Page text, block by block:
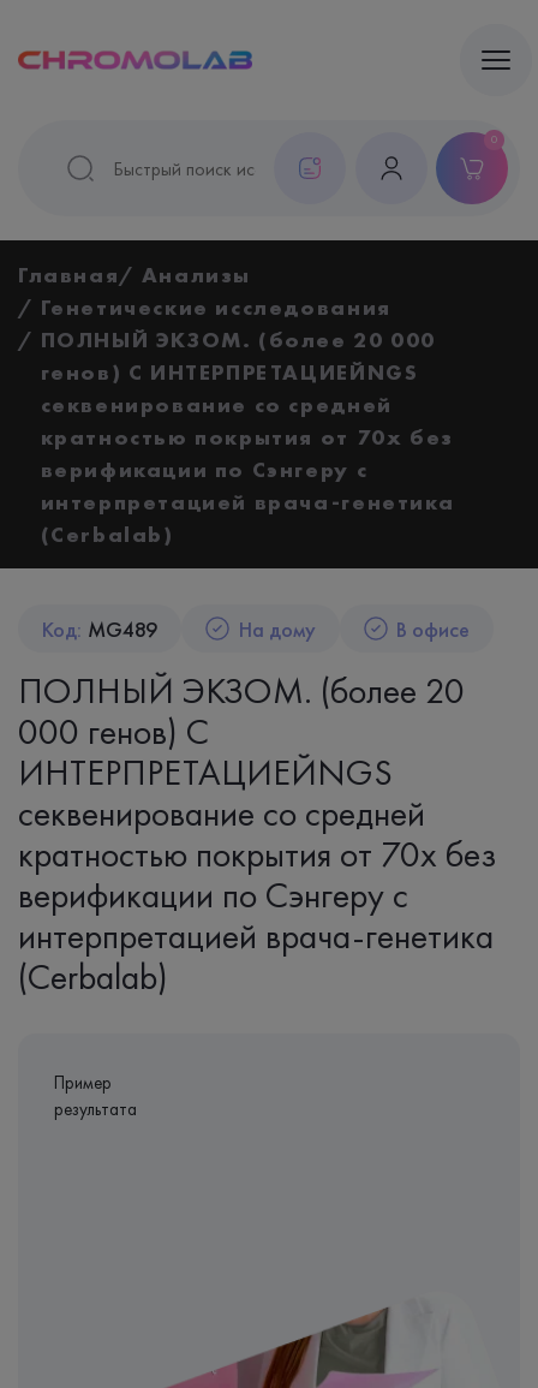
0
Главная
Анализы
Генетические исследования
ПОЛНЫЙ ЭКЗОМ. (более 20 000
генов) С ИНТЕРПРЕТАЦИЕЙNGS
секвенирование со средней
кратностью покрытия от 70х без
верификации по Сэнгеру с
интерпретацией врача-генетика
(Cerbalab)
Код: MG489 На дому В офисе
ПОЛНЫЙ ЭКЗОМ. (более 20
000 генов) С
ИНТЕРПРЕТАЦИЕЙNGS
секвенирование со средней
кратностью покрытия от 70х без
верификации по Сэнгеру с
интерпретацией врача-генетика
(Cerbalab)
Пример
результата